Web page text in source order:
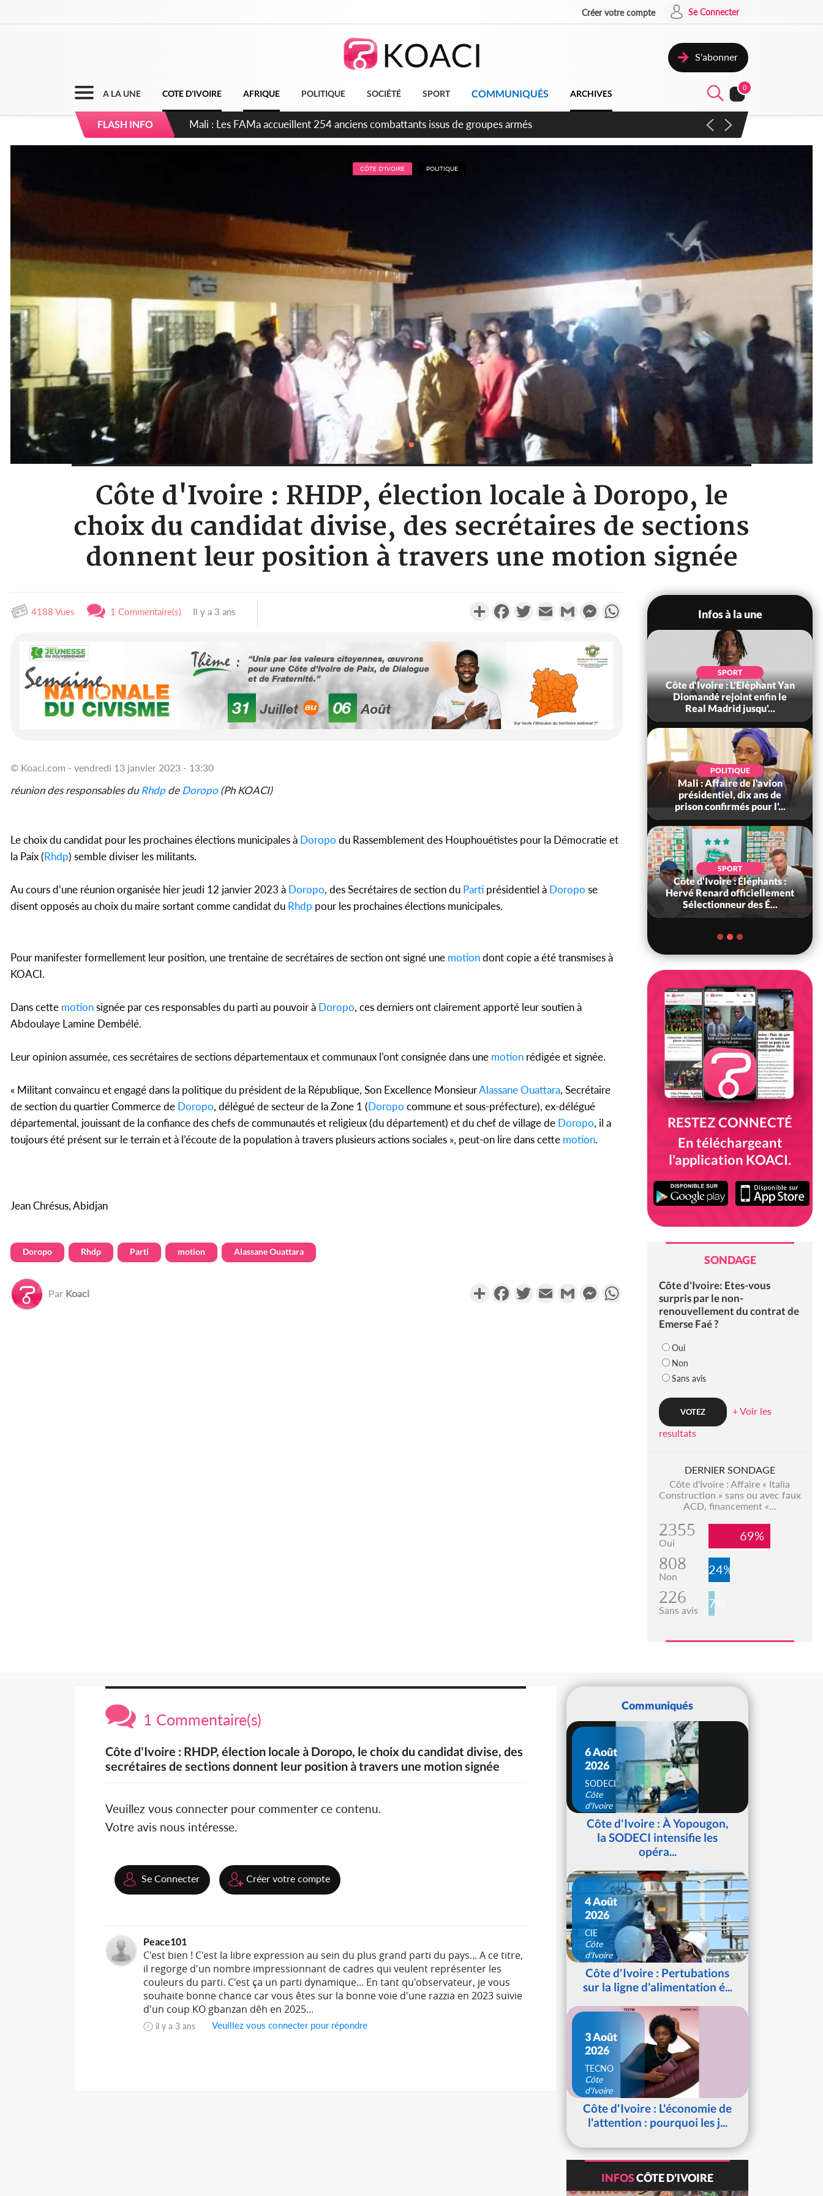
Créer votre compte Se Connecter
S'abonner
A LA UNE COTE D'IVOIRE AFRIQUE POLITIQUE SOCIÉTÉ SPORT COMMUNIQUÉS ARCHIVES
0
FLASH INFO Côte d'Ivoire : Election FIF, le frère de feu Sidy Diallo se lance dans la course
CÔTE D'IVOIRE POLITIQUE
Côte d'Ivoire : RHDP, élection locale à Doropo, le
choix du candidat divise, des secrétaires de sections
donnent leur position à travers une motion signée
4188 Vues 1 Commentaire(s) Il y a 3 ans PartagerFacebookTwitterEmail Gmail MessengerWhatsApp
© Koaci.com - vendredi 13 janvier 2023 - 13:30
réunion des responsables duRhdp de Doropo(Ph KOACI)
Le choix du candidat pour les prochaines élections municipales à Doropo du Rassemblement des Houphouétistes pour la Démocratie et
la Paix (Rhdp) semble diviser les militants.
Au cours d’une réunion organisée hier jeudi 12 janvier 2023 à Doropo, des Secrétaires de section du Parti présidentiel à Doropo se
disent opposés au choix du maire sortant comme candidat du Rhdp pour les prochaines élections municipales.
Pour manifester formellement leur position, une trentaine de secrétaires de section ont signé une motiondont copie a été transmises à
KOACI.
Dans cette motionsignée par ces responsables du parti au pouvoir à Doropo, ces derniers ont clairement apporté leur soutien à
Abdoulaye Lamine Dembélé.
Leur opinion assumée, ces secrétaires de sections départementaux et communaux l’ont consignée dans une motion rédigée et signée.
« Militant convaincu et engagé dans la politique du président de la République, Son Excellence MonsieurAlassane Ouattara, Secrétaire
de section du quartier Commerce de Doropo, délégué de secteur de la Zone 1 (Doropo commune et sous-préfecture), ex-délégué
départemental, jouissant de la confiance des chefs de communautés et religieux (du département) et du chef de village de Doropo, il a
toujours été présent sur le terrain et à l’écoute de la population à travers plusieurs actions sociales », peut-on lire dans cette motion.
Jean Chrésus, Abidjan
Doropo Rhdp Parti motion Alassane Ouattara
Par Koaci PartagerFacebookTwitterEmail Gmail MessengerWhatsApp
Infos à la une
SOCIÉTÉ
Côte d'Ivoire : Fin du rachat
des 100 000 tonnes de cacao,
le SYNARFA-CI co...
pas mourir chez nous », crient
SPORT
Côte d'Ivoire : L'Eléphant Yan
Diomandé rejoint enfin le
Real Madrid jusqu'...
POLITIQUE
Mali : Affaire de l'avion
présidentiel, dix ans de
prison confirmés pour l'...
SPORT
Côte d'Ivoire : Éléphants :
Hervé Renard officiellement
Sélectionneur des É...
RESTEZ CONNECTÉ
En téléchargeant
l'application KOACI.
SONDAGE
Côte d'Ivoire: Etes-vous
surpris par le non-
renouvellement du contrat de
Emerse Faé ?
Oui
Non
Sans avis
+ Voir les
resultats
DERNIER SONDAGE
Côte d'Ivoire : Affaire « Italia
Construction » sans ou avec faux
ACD, financement «...
2355
Oui 69%
808
Non 24%
226
Sans avis 7%
1 Commentaire(s)
Côte d'Ivoire : RHDP, élection locale à Doropo, le choix du candidat divise, des
secrétaires de sections donnent leur position à travers une motion signée
Veuillez vous connecter pour commenter ce contenu.
Votre avis nous intéresse.
Se Connecter Créer votre compte
Peace101
C'est bien ! C'est la libre expression au sein du plus grand parti du pays... A ce titre,
il regorge d'un nombre impressionnant de cadres qui veulent représenter les
couleurs du parti. C'est ça un parti dynamique... En tant qu'observateur, je vous
souhaite bonne chance car vous êtes sur la bonne voie d'une razzia en 2023 suivie
d'un coup KO gbanzan dêh en 2025...
il y a 3 ans Veuillez vous connecter pour répondre
Communiqués
6 Août
2026
SODECI
Côte
d'Ivoire
Côte d'Ivoire : À Yopougon,
la SODECI intensifie les
opéra...
4 Août
2026
CIE
Côte
d'Ivoire
Côte d'Ivoire : Pertubations
sur la ligne d'alimentation é...
3 Août
2026
TECNO
Côte
d'Ivoire
Côte d'Ivoire : L'économie de
l'attention : pourquoi les j...
INFOSCÔTE D'IVOIRE